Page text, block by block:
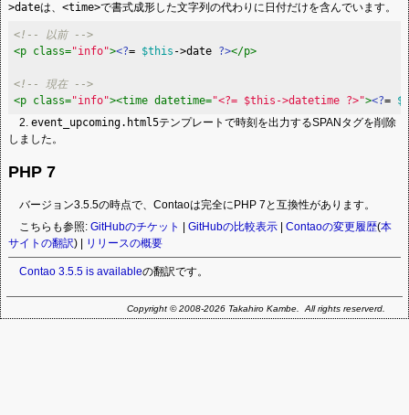
>dateは、<time>で書式成形した文字列の代わりに日付だけを含んでいます。
<!-- 以前 -->
<p class="info"><?= $this ->date ?></p>
<!-- 現在 -->
<p class="info"><time datetime="<?= $this->datetime ?>"><?=
2.event_upcoming.html5テンプレートで時刻を出力するSPANタグを削除
しました。
PHP 7
バージョン3.5.5の時点で、Contaoは完全にPHP 7と互換性があります。
こちらも参照:GitHubのチケット |GitHubの比較表示 |Contaoの変更履歴(本
サイトの翻訳) | リリースの概要
Contao 3.5.5 is availableの翻訳です。
Copyright © 2008-2026 Takahiro Kambe. All rights reserverd.